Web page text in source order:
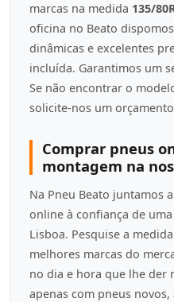
marcas na medida 135/
oficina no Beato
dinâmicas e excelentes
incluída. Garantimos um
Se não encontrar o
solicite-nos um
Comprar pneus
montagem na
Na Pneu Beato juntamos
online à confiança de
Lisboa. Pesquise a
melhores marcas do
no dia e hora que lhe der
apenas com pneus